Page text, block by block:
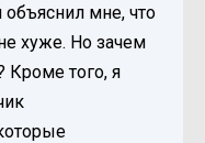
мне, что
хуже. Но зачем
Кроме того, я